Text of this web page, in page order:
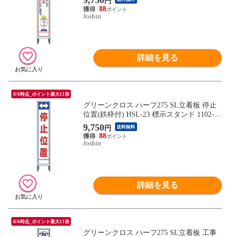
88
Joshin
詳細を見る
8/6時点_ポイント最大11倍
グリーンクロス ハーフ275 SL立看板 停止
位置(鉄枠付) HSL-23 標示スタンド 1102-30
44-02 【返品種別B】
9,750円 送料無料
88
Joshin
詳細を見る
8/6時点_ポイント最大11倍
グリーンクロス ハーフ275 SL立看板 工事